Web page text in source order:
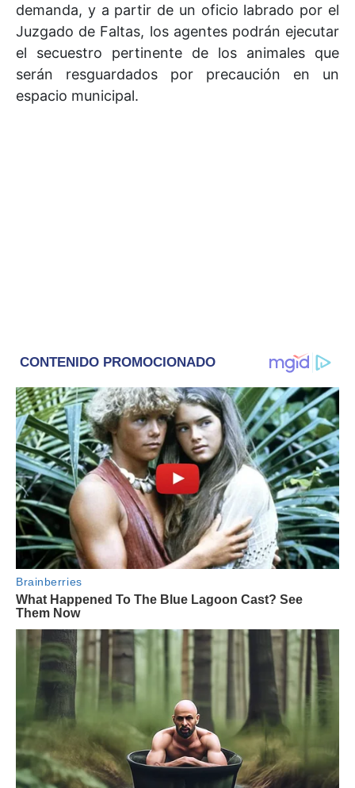
demanda, y a partir de un oficio labrado por el
Juzgado de Faltas, los agentes podrán ejecutar
el secuestro pertinente de los animales que
serán resguardados por precaución en un
espacio municipal.